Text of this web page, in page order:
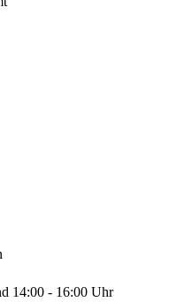
14:00 - 16:00 Uhr